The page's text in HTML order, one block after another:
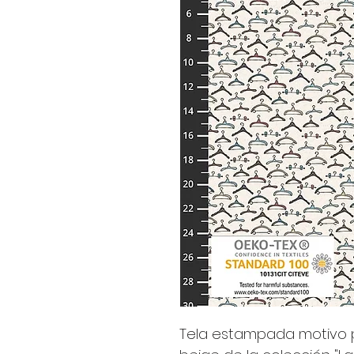
Tela estampada